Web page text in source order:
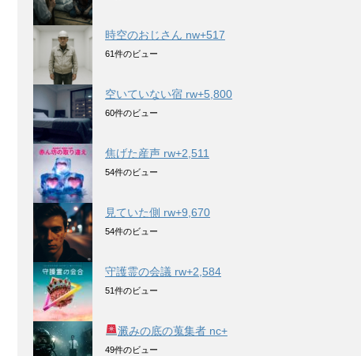
時空のおじさん nw+517
61件のビュー
空いていない宿 rw+5,800
60件のビュー
焦げた産声 rw+2,511
54件のビュー
見ていた側 rw+9,670
54件のビュー
守護霊の会議 rw+2,584
51件のビュー
澱みの底の蒐集者 nc+
49件のビュー